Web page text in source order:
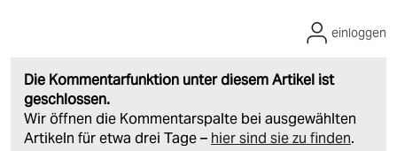
Die Kommentarfunktion unter diesem Artikel ist
geschlossen.
Wir öffnen die Kommentarspalte bei ausgewählten
Artikeln für etwa drei Tage – hier sind sie zu finden.
einloggen